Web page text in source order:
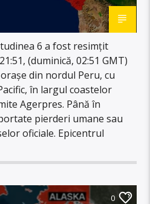
6 a fost resimțit
(duminică, 02:51 GMT)
din nordul Peru, cu
în largul coastelor
Agerpres. Până în
pierderi umane sau
oficiale. Epicentrul
0